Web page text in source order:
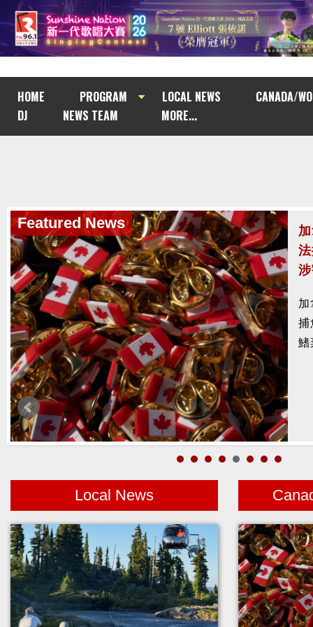
HOME PROGRAM LOCAL NEWS
CANADA/
DJ
NEWS TEAM MORE...
Featured News
捕
鰭
Featured News
暑
醫
Local News